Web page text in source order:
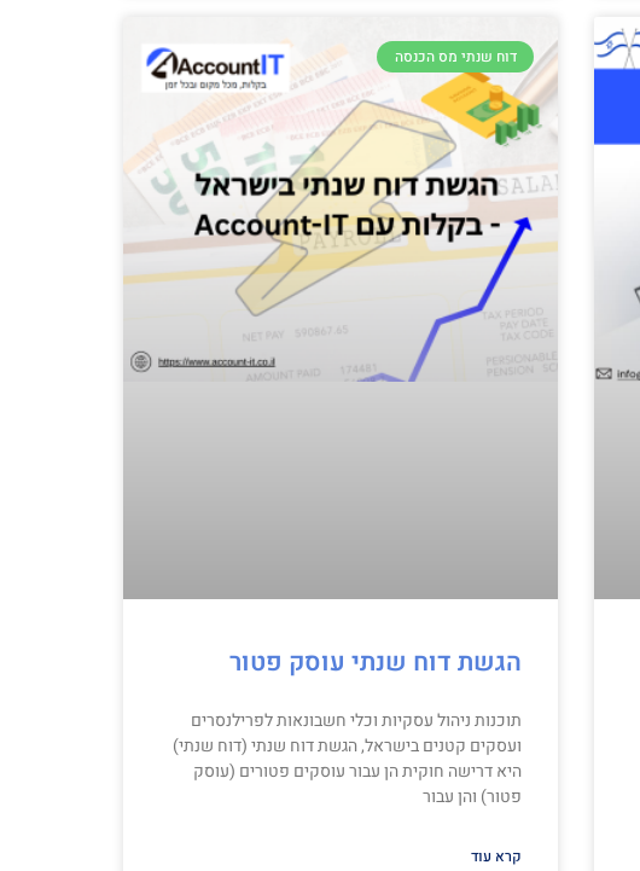
דוח שנתי מס הכנסה
הגשת דוח שנתי עוסק פטור
תוכנות ניהול עסקיות וכלי חשבונאות לפרילנסרים
ועסקים קטנים בישראל, הגשת דוח שנתי (דוח שנתי)
היא דרישה חוקית הן עבור עוסקים פטורים (עוסק
פטור) והן עבור
קרא עוד